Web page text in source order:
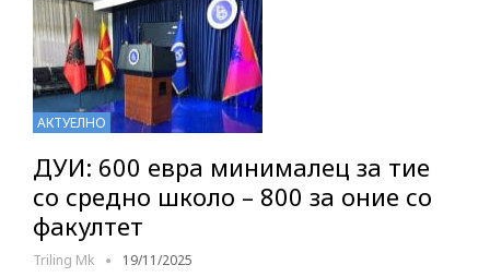
АКТУЕЛНО
ДУИ: 600 евра минималец за тие
со средно школо – 800 за оние со
факултет
Triling Mk 19/11/2025